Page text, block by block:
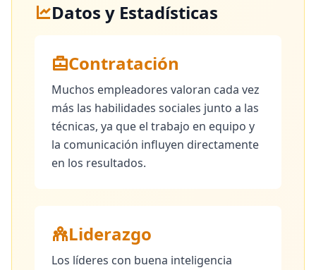
Datos y Estadísticas
Contratación
Muchos empleadores valoran cada vez
más las habilidades sociales junto a las
técnicas, ya que el trabajo en equipo y
la comunicación influyen directamente
en los resultados.
Liderazgo
Los líderes con buena inteligencia